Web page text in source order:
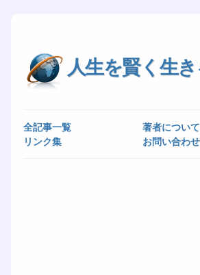
人生を賢く生
全記事一覧
著者について
リンク集
お問い合わせ